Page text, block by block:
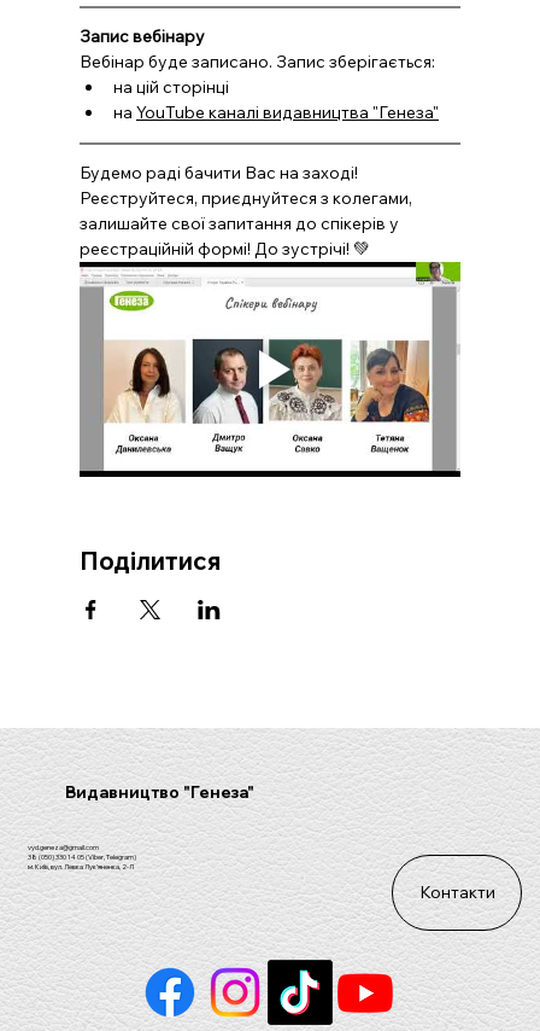
Запис вебінару
Вебінар буде записано. Запис зберігається:
на цій сторінці
на YouTube каналі видавництва "Генеза"
Будемо раді бачити Вас на заході!
Реєструйтеся, приєднуйтеся з колегами,
залишайте свої запитання до спікерів у
реєстраційній формі! До зустрічі! 💚
Поділитися
Видавництво "Генеза"
Контакти
vyd.geneza@gmail.com
38 (050) 330 14 05 (Viber, Telegram)
м. Київ, вул. Левка Лук'яненка, 2-Л